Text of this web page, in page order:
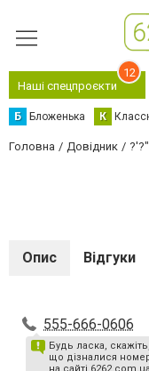
Наші спецпроєкти
12
Б Бложенька К
Головна Довідник ?'?"
Опис Відгуки
555-666-0606
Будь ласка, скажіть,
що дізналися